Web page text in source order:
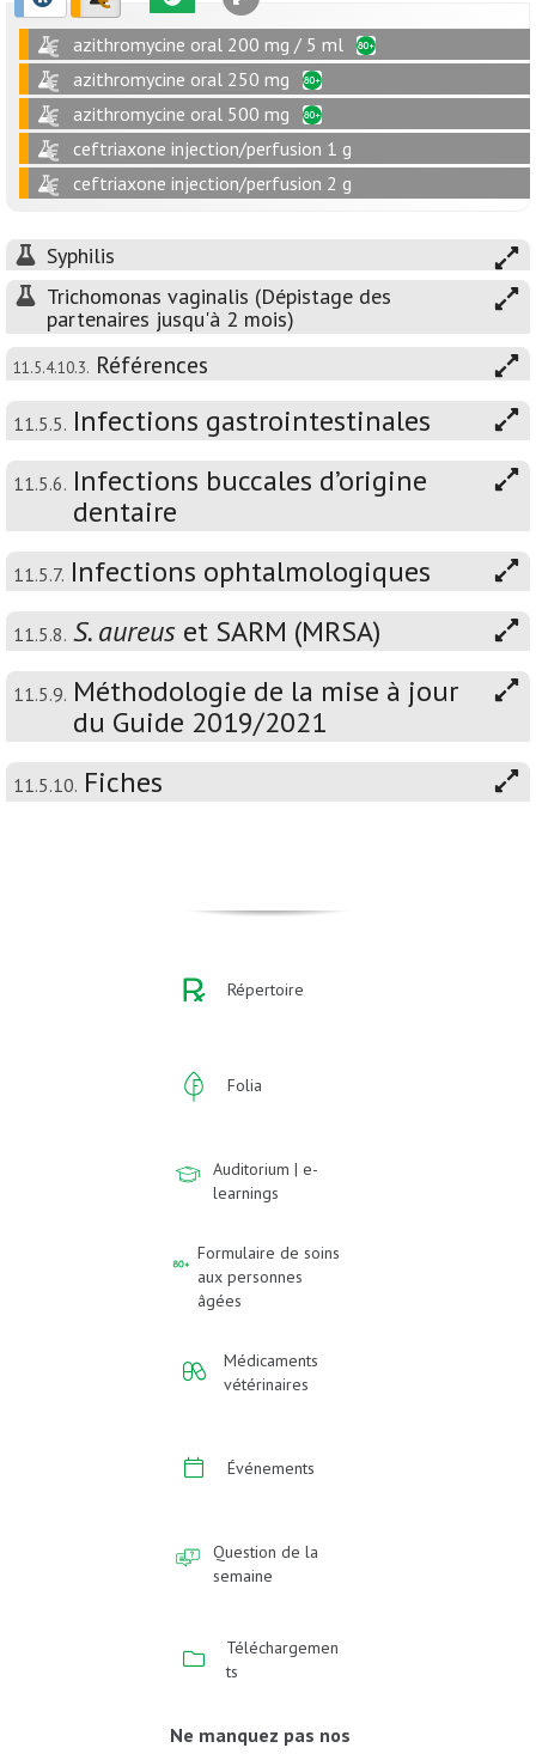
azithromycine oral 200 mg / 5 ml
azithromycine oral 250 mg
azithromycine oral 500 mg
ceftriaxone injection/perfusion 1 g
ceftriaxone injection/perfusion 2 g
Syphilis
Trichomonas vaginalis (Dépistage des
partenaires jusqu'à 2 mois)
11.5.4.10.3. Références
11.5.5. Infections gastrointestinales
11.5.6. Infections buccales d’origine
dentaire
11.5.7. Infections ophtalmologiques
11.5.8. S. aureus et SARM (MRSA)
11.5.9. Méthodologie de la mise à jour
du Guide 2019/2021
11.5.10. Fiches
Répertoire
Folia
Auditorium | e-
learnings
Formulaire de soins
aux personnes
âgées
Médicaments
vétérinaires
Événements
Question de la
semaine
Téléchargemen
ts
Ne manquez pas nos